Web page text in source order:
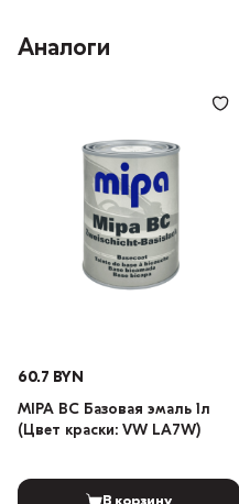
Аналоги
60.7 BYN
MIPA BC Базовая эмаль 1л
(Цвет краски: VW LA7W)
В корзину